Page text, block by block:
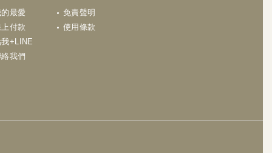
最愛
付款
我+LINE
我們
免責聲明
使用條款